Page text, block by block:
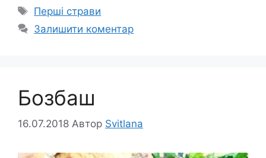
Позначки
Перші страви
Залишити коментар
Бозбаш
16.07.2018 Автор Svitlana